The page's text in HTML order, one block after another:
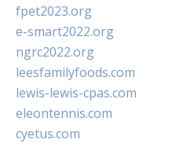
fpet2023.org
e-smart2022.org
ngrc2022.org
leesfamilyfoods.com
lewis-lewis-cpas.com
eleontennis.com
cyetus.com